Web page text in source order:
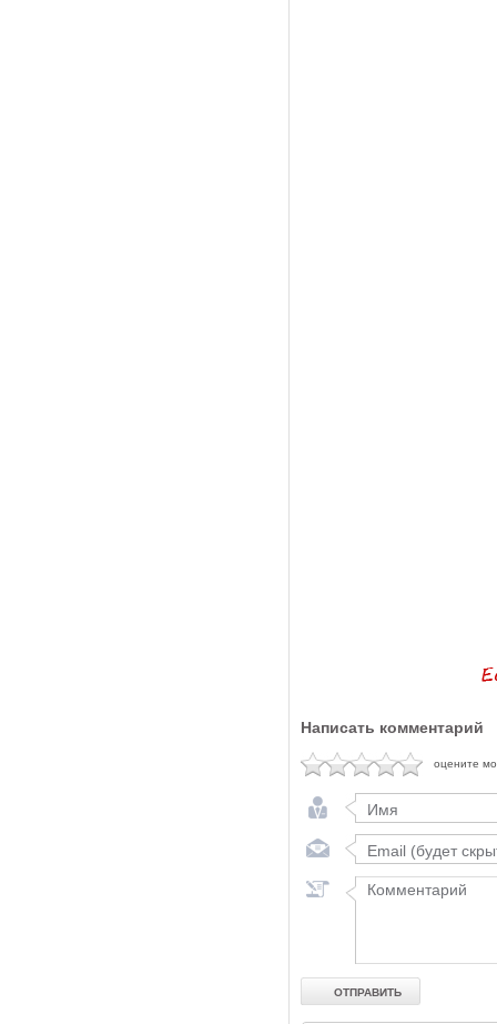
Написать комментарий
оцените